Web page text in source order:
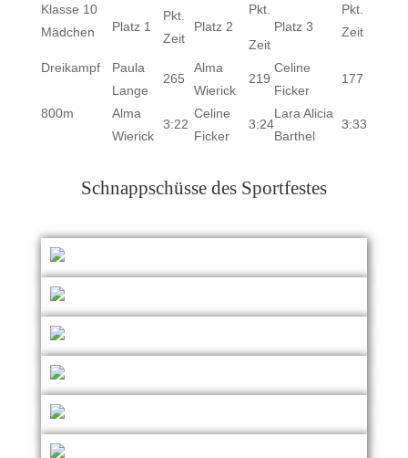
Klasse 10
Mädchen
Platz 1
Pkt.
Zeit
Platz 2
Pkt.
Zeit
Platz 3
Pkt.
Zeit
Dreikampf
Paula
Lange
265
Alma
Wierick
219
Celine
Ficker
177
800m
Alma
Wierick
3:22
Celine
Ficker
3:24
Lara Alicia
Barthel
3:33
Schnappschüsse des Sportfestes